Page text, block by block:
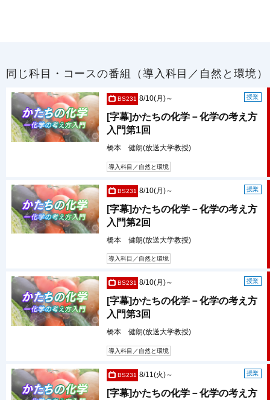
同じ科目・コースの番組（導入科目／自然と環境）
BS231 授業
8/10(月)～
[字幕]かたちの化学－化学の考え方
入門第1回
橋本 健朗(放送大学教授)
導入科目／自然と環境
BS231 授業
8/10(月)～
[字幕]かたちの化学－化学の考え方
入門第2回
橋本 健朗(放送大学教授)
導入科目／自然と環境
BS231 授業
8/10(月)～
[字幕]かたちの化学－化学の考え方
入門第3回
橋本 健朗(放送大学教授)
導入科目／自然と環境
BS231 授業
8/11(火)～
[字幕]かたちの化学－化学の考え方